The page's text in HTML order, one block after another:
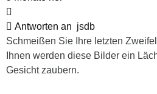
Antworten an jsdb
Schmeißen Sie Ihre letzten
Ihnen werden diese Bilder ein
Gesicht zaubern.